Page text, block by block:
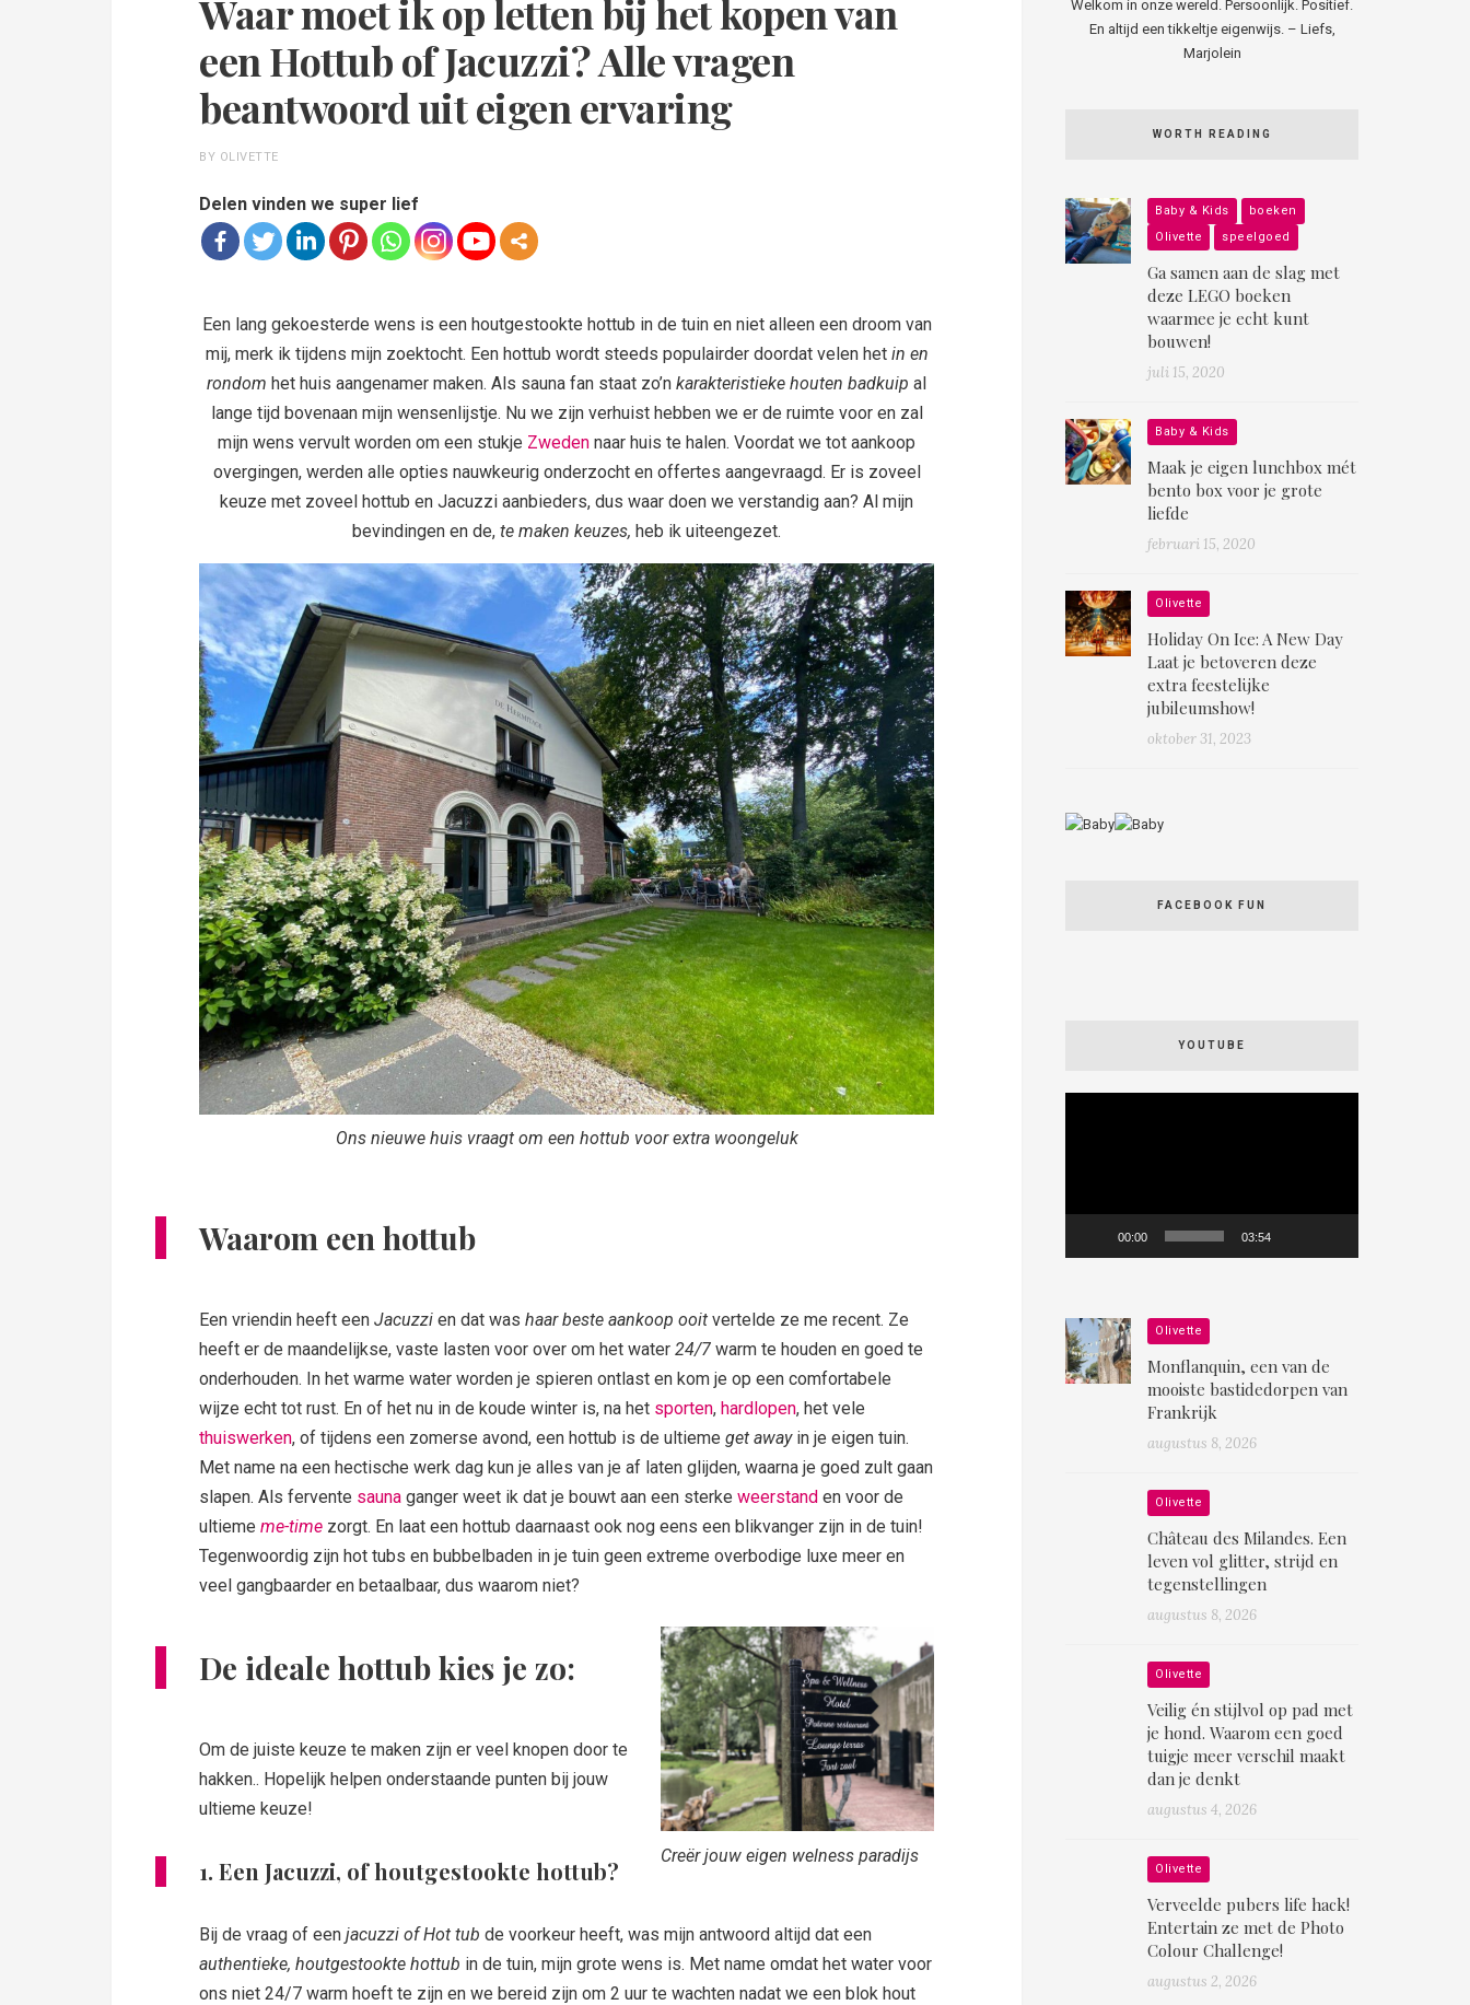
Waar moet ik op letten bij het kopen van
een Hottub of Jacuzzi? Alle vragen
beantwoord uit eigen ervaring
BY OLIVETTE
Delen vinden we super lief
Een lang gekoesterde wens is een houtgestookte hottub in de tuin en niet alleen een droom van
mij, merk ik tijdens mijn zoektocht. Een hottub wordt steeds populairder doordat velen hetin en
rondom het huis aangenamer maken. Als sauna fan staat zo’nkarakteristieke houten badkuipal
lange tijd bovenaan mijn wensenlijstje. Nu we zijn verhuist hebben we er de ruimte voor en zal
mijn wens vervult worden om een stukje Zweden naar huis te halen. Voordat we tot aankoop
overgingen, werden alle opties nauwkeurig onderzocht en offertes aangevraagd. Er is zoveel
keuze met zoveel hottub en Jacuzzi aanbieders, dus waar doen we verstandig aan? Al mijn
bevindingen en de,te maken keuzes, heb ik uiteengezet.
Ons nieuwe huis vraagt om een hottub voor extra woongeluk
Waarom een hottub
Een vriendin heeft een Jacuzzi en dat was haar beste aankoop ooit vertelde ze me recent. Ze
heeft er de maandelijkse, vaste lasten voor over om het water 24/7 warm te houden en goed te
onderhouden. In het warme water worden je spieren ontlast en kom je op een comfortabele
wijze echt tot rust. En of het nu in de koude winter is, na het sporten, hardlopen, het vele
thuiswerken, of tijdens een zomerse avond, een hottub is de ultieme get awayin je eigen tuin.
Met name na een hectische werk dag kun je alles van je af laten glijden, waarna je goed zult gaan
slapen. Als fervente sauna ganger weet ik dat je bouwt aan een sterke weerstand en voor de
ultieme me-time zorgt. En laat een hottub daarnaast ook nog eens een blikvanger zijn in de tuin!
Tegenwoordig zijn hot tubs en bubbelbaden in je tuin geen extreme overbodige luxe meer en
veel gangbaarder en betaalbaar, dus waarom niet?
Creër jouw eigen welness paradijs
De ideale hottub kies je zo:
Om de juiste keuze te maken zijn er veel knopen door te
hakken.. Hopelijk helpen onderstaande punten bij jouw
ultieme keuze!
1. Een Jacuzzi, of houtgestookte hottub?
Bij de vraag of een jacuzzi of Hot tub de voorkeur heeft, was mijn antwoord altijd dat een
authentieke, houtgestookte hottub in de tuin, mijn grote wens is. Met name omdat het water voor
ons niet 24/7 warm hoeft te zijn en we bereid zijn om 2 uur te wachten nadat we een blok hout
Welkom in onze wereld. Persoonlijk. Positief.
En altijd een tikkeltje eigenwijs. – Liefs,
Marjolein
WORTH READING
Baby & Kids
boeken
Olivette
speelgoed
Ga samen aan de slag met
deze LEGO boeken
waarmee je echt kunt
bouwen!
juli 15, 2020
Baby & Kids
Maak je eigen lunchbox mét
bento box voor je grote
liefde
februari 15, 2020
Olivette
Holiday On Ice: A New Day
Laat je betoveren deze
extra feestelijke
jubileumshow!
oktober 31, 2023
FACEBOOK FUN
YOUTUBE
00:00 03:54
Olivette
Monflanquin, een van de
mooiste bastidedorpen van
Frankrijk
augustus 8, 2026
Olivette
Château des Milandes. Een
leven vol glitter, strijd en
tegenstellingen
augustus 8, 2026
Olivette
Veilig én stijlvol op pad met
je hond. Waarom een goed
tuigje meer verschil maakt
dan je denkt
augustus 4, 2026
Olivette
Verveelde pubers life hack!
Entertain ze met de Photo
Colour Challenge!
augustus 2, 2026